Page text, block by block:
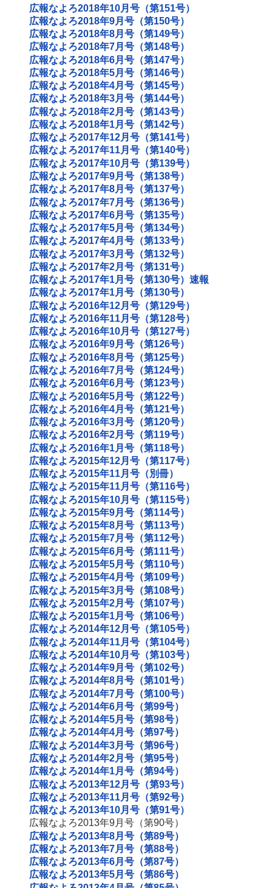
広報なよろ2018年10月号（第151号）
広報なよろ2018年9月号（第150号）
広報なよろ2018年8月号（第149号）
広報なよろ2018年7月号（第148号）
広報なよろ2018年6月号（第147号）
広報なよろ2018年5月号（第146号）
広報なよろ2018年4月号（第145号）
広報なよろ2018年3月号（第144号）
広報なよろ2018年2月号（第143号）
広報なよろ2018年1月号（第142号）
広報なよろ2017年12月号（第141号）
広報なよろ2017年11月号（第140号）
広報なよろ2017年10月号（第139号）
広報なよろ2017年9月号（第138号）
広報なよろ2017年8月号（第137号）
広報なよろ2017年7月号（第136号）
広報なよろ2017年6月号（第135号）
広報なよろ2017年5月号（第134号）
広報なよろ2017年4月号（第133号）
広報なよろ2017年3月号（第132号）
広報なよろ2017年2月号（第131号）
広報なよろ2017年1月号（第130号）速報
広報なよろ2017年1月号（第130号）
広報なよろ2016年12月号（第129号）
広報なよろ2016年11月号（第128号）
広報なよろ2016年10月号（第127号）
広報なよろ2016年9月号（第126号）
広報なよろ2016年8月号（第125号）
広報なよろ2016年7月号（第124号）
広報なよろ2016年6月号（第123号）
広報なよろ2016年5月号（第122号）
広報なよろ2016年4月号（第121号）
広報なよろ2016年3月号（第120号）
広報なよろ2016年2月号（第119号）
広報なよろ2016年1月号（第118号）
広報なよろ2015年12月号（第117号）
広報なよろ2015年11月号（別冊）
広報なよろ2015年11月号（第116号）
広報なよろ2015年10月号（第115号）
広報なよろ2015年9月号（第114号）
広報なよろ2015年8月号（第113号）
広報なよろ2015年7月号（第112号）
広報なよろ2015年6月号（第111号）
広報なよろ2015年5月号（第110号）
広報なよろ2015年4月号（第109号）
広報なよろ2015年3月号（第108号）
広報なよろ2015年2月号（第107号）
広報なよろ2015年1月号（第106号）
広報なよろ2014年12月号（第105号）
広報なよろ2014年11月号（第104号）
広報なよろ2014年10月号（第103号）
広報なよろ2014年9月号（第102号）
広報なよろ2014年8月号（第101号）
広報なよろ2014年7月号（第100号）
広報なよろ2014年6月号（第99号）
広報なよろ2014年5月号（第98号）
広報なよろ2014年4月号（第97号）
広報なよろ2014年3月号（第96号）
広報なよろ2014年2月号（第95号）
広報なよろ2014年1月号（第94号）
広報なよろ2013年12月号（第93号）
広報なよろ2013年11月号（第92号）
広報なよろ2013年10月号（第91号）
広報なよろ2013年9月号（第90号）
広報なよろ2013年8月号（第89号）
広報なよろ2013年7月号（第88号）
広報なよろ2013年6月号（第87号）
広報なよろ2013年5月号（第86号）